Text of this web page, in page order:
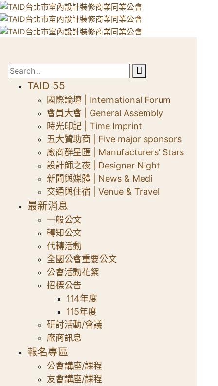
TAID 55
國際論壇 | International Forum
會員大會 | General Assembly
時光印記 | Time Imprint
五大贊助商 | Five major sponsors
廠商群星匯 | Manufacturers’ Stars
設計師之夜 | Designer Night
新聞與媒體 | News & Medi
交通與住宿 | Venue & Travel
最新消息
一般公文
轉知公文
代轉活動
全國公會重要公文
公會活動花絮
招標公告
114年度
115年度
研討活動/會議
廠商訊息
報名專區
公會講座/課程
友會講座/課程